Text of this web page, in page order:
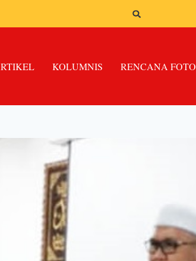
KOLUMNIS RENCANA FOTO